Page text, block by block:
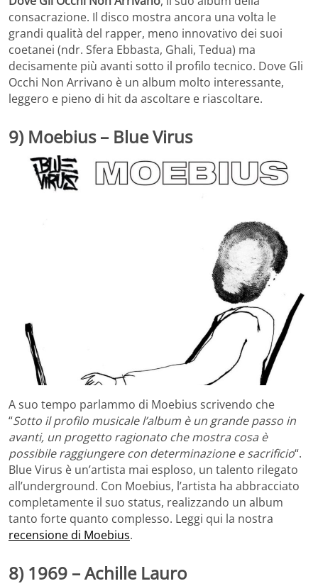
consacrazione. Il disco mostra ancora una volta le
grandi qualità del rapper, meno innovativo dei suoi
coetanei (ndr. Sfera Ebbasta, Ghali, Tedua) ma
decisamente più avanti sotto il profilo tecnico. Dove Gli
Occhi Non Arrivano è un album molto interessante,
leggero e pieno di hit da ascoltare e riascoltare.
9) Moebius – Blue Virus
A suo tempo parlammo di Moebius scrivendo che
“Sotto il profilo musicale l’album è un grande passo in
avanti, un progetto ragionato che mostra cosa è
possibile raggiungere con determinazione e sacrificio“.
Blue Virus è un’artista mai esploso, un talento rilegato
all’underground. Con Moebius, l’artista ha abbracciato
completamente il suo status, realizzando un album
tanto forte quanto complesso. Leggi qui la nostra
recensione di Moebius.
8) 1969 – Achille Lauro